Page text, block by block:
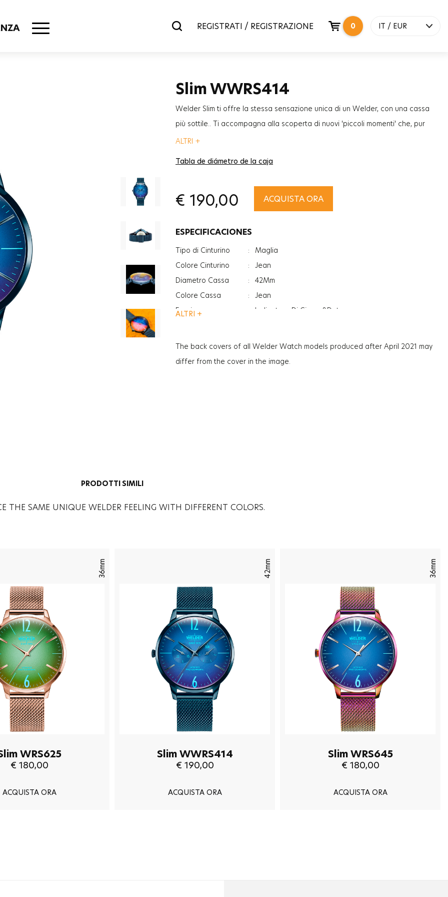
REGISTRATI / REGISTRAZIONE 0 IT / EUR
Slim WWRS414
Welder Slim ti offre la stessa sensazione unica di un Welder, con una cassa
più sottile.. Ti accompagna alla scoperta di nuovi 'piccoli momenti' che, pur
occupando un solo istante della tua giornata, hanno un impatto che sfiderà il
ALTRI +
Tabla de diámetro de la caja
€ 190,00 ACQUISTA ORA
ESPECIFICACIONES
Tipo di Cinturino : Maglia
Colore Cinturino
: Jean
Diametro Cassa
: 42Mm
Colore Cassa
: Jean
Funzione
Indicatore Di Giorno&Data
ALTRI +
The back covers of all Welder Watch models produced after April 2021 may
differ from the cover in the image.
PRODOTTI SIMILI
THE SAME UNIQUE WELDER FEELING WITH DIFFERENT COLORS.
36mm
WRS625
€ 180,00
ACQUISTA ORA
42mm
Slim WWRS414
€ 190,00
ACQUISTA ORA
36mm
Slim WRS645
€ 180,00
ACQUISTA ORA